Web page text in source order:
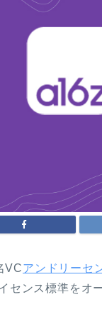
VCアンドリーセ
センス標準をオ